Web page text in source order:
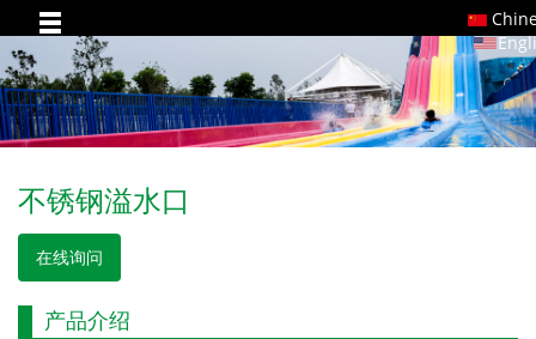
不锈钢溢水口
在线询问
产品介绍